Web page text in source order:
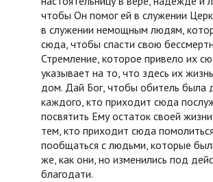
чтобы Он помог ей в служении
в служении немощным людям,
сюда, чтобы спасти свою
Стремление, которое привело их
указывает на то, что здесь их
дом. Дай Бог, чтобы обитель была
каждого, кто приходит сюда
посвятить Ему остаток своей
тем, кто приходит сюда
пообщаться с людьми, которые
же, как они, но изменились под
благодати.